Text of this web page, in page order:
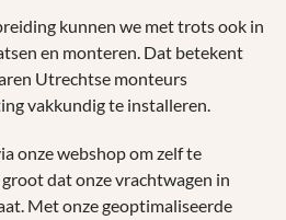
kunnen we met trots ook in
en monteren. Dat betekent
Utrechtse monteurs
vakkundig te installeren.
onze webshop om zelf te
groot dat onze vrachtwagen in
Met onze geoptimaliseerde